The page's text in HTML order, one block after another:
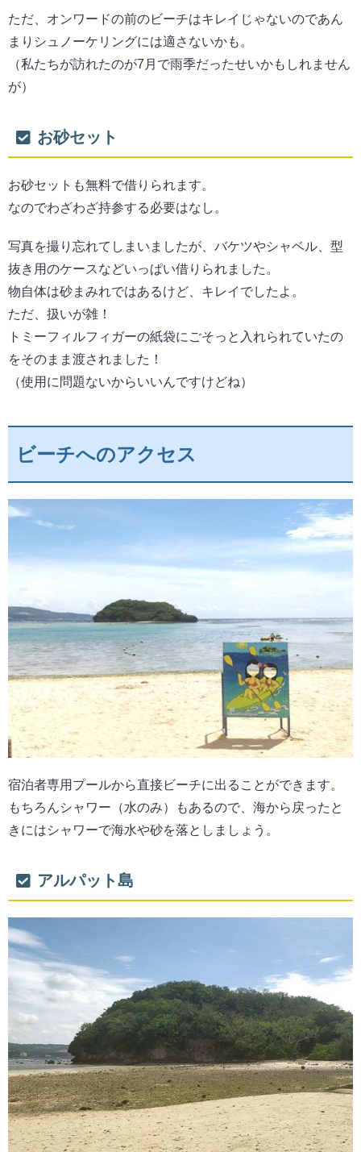
ただ、オンワードの前のビーチはキレイじゃないのであん
まりシュノーケリングには適さないかも。
（私たちが訪れたのが7月で雨季だったせいかもしれません
が）
お砂セット
お砂セットも無料で借りられます。
なのでわざわざ持参する必要はなし。
写真を撮り忘れてしまいましたが、バケツやシャベル、型
抜き用のケースなどいっぱい借りられました。
物自体は砂まみれではあるけど、キレイでしたよ。
ただ、扱いが雑！
トミーフィルフィガーの紙袋にごそっと入れられていたの
をそのまま渡されました！
（使用に問題ないからいいんですけどね）
ビーチへのアクセス
宿泊者専用プールから直接ビーチに出ることができます。
もちろんシャワー（水のみ）もあるので、海から戻ったと
きにはシャワーで海水や砂を落としましょう。
アルパット島